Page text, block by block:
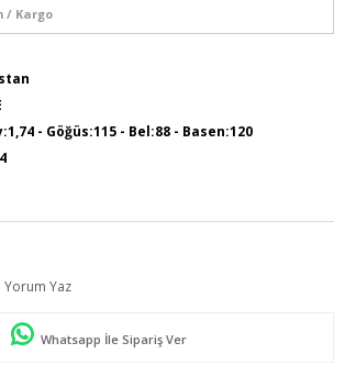
/ Kargo
- Göğüs:115 - Bel:88 - Basen:120
Yorum Yaz
Whatsapp İle Sipariş Ver